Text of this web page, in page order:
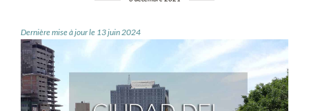
Dernière mise à jour le 13 juin 2024